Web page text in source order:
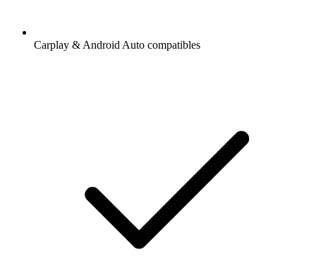
Carplay & Android Auto compatibles